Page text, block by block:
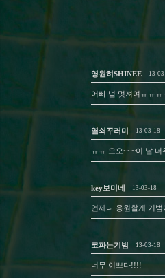
영원히SHINEE 13-
어빠 넘 멋져여ㅠㅠ
열쇠꾸러미 13-03-18
ㅠㅠ 오오~~~이 날 너
key보미네 13-03-18
언제나 응원할게 기
코파는기범 13-03-18
너무 이쁘다!!!!